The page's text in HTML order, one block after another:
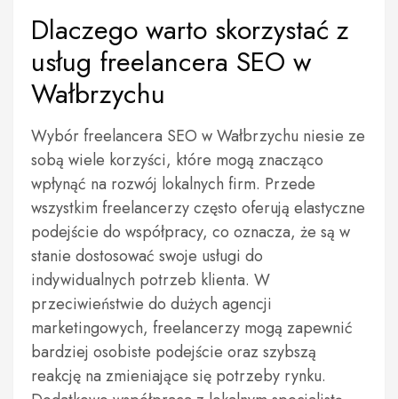
Dlaczego warto skorzystać z
usług freelancera SEO w
Wałbrzychu
Wybór freelancera SEO w Wałbrzychu niesie ze
sobą wiele korzyści, które mogą znacząco
wpłynąć na rozwój lokalnych firm. Przede
wszystkim freelancerzy często oferują elastyczne
podejście do współpracy, co oznacza, że są w
stanie dostosować swoje usługi do
indywidualnych potrzeb klienta. W
przeciwieństwie do dużych agencji
marketingowych, freelancerzy mogą zapewnić
bardziej osobiste podejście oraz szybszą
reakcję na zmieniające się potrzeby rynku.